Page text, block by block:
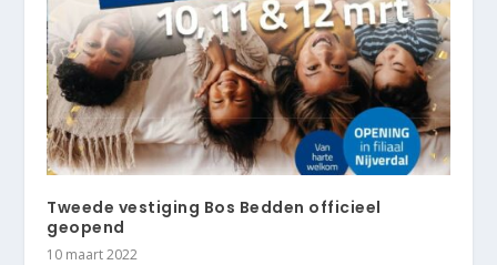
Tweede vestiging Bos Bedden officieel
geopend
10 maart 2022